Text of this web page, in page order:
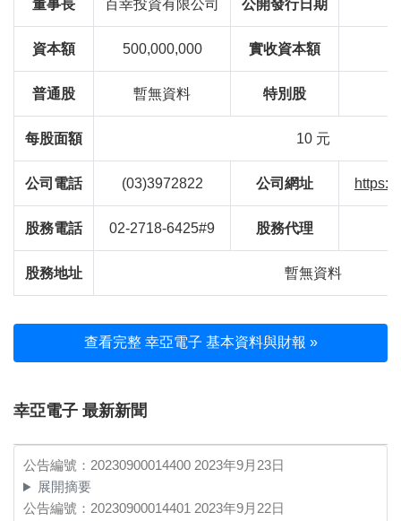
董事長 百幸投資有限公司 公開發行日期
資本額 500,000,000 實收資本額
普通股 暫無資料 特別股
每股面額 10 元
公司電話 (03)3972822 公司網址
股務電話 02-2718-6425#9 股務代理
股務地址 暫無資料
查看完整 幸亞電子 基本資料與財報 »
幸亞電子 最新新聞
公告編號：20230900014400 2023年9月23日
展開摘要
公告編號：20230900014401 2023年9月22日